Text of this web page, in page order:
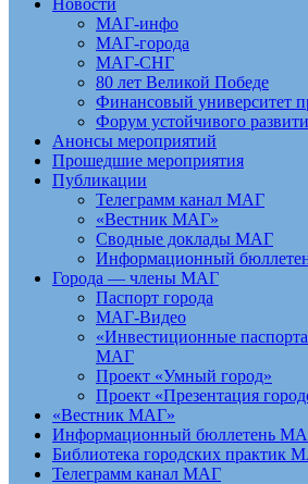
МАГ-инфо
МАГ-города
МАГ-СНГ
80 лет Великой Победе
Финансовый университет
Форум устойчивого
Анонсы мероприятий
Прошедшие мероприятия
Публикации
Телеграмм канал МАГ
«Вестник МАГ»
Сводные доклады МАГ
Информационный
Города — члены МАГ
Паспорт города
МАГ-Видео
«Инвестиционные
МАГ
Проект «Умный город»
Проект «Презентация
«Вестник МАГ»
Информационный бюллетень
Библиотека городских практик
Телеграмм канал МАГ